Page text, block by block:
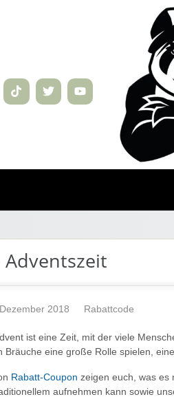
Adventszeit
2018 Rabattcode
ist eine Zeit, mit der viele
Bräuche eine große Rolle spielen,
Rabatt-Coupon zeigen euch, was es
aufnehmen kann sowie